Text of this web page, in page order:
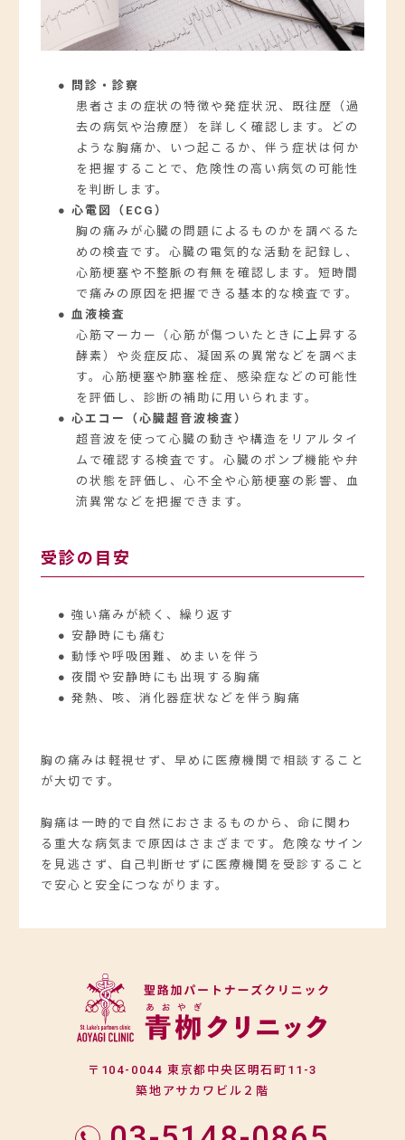
● 問診・診察
患者さまの症状の特徴や発症状況、既往歴（過
去の病気や治療歴）を詳しく確認します。どの
ような胸痛か、いつ起こるか、伴う症状は何か
を把握することで、危険性の高い病気の可能性
を判断します。
● 心電図（ECG）
胸の痛みが心臓の問題によるものかを調べるた
めの検査です。心臓の電気的な活動を記録し、
心筋梗塞や不整脈の有無を確認します。短時間
で痛みの原因を把握できる基本的な検査です。
● 血液検査
心筋マーカー（心筋が傷ついたときに上昇する
酵素）や炎症反応、凝固系の異常などを調べま
す。心筋梗塞や肺塞栓症、感染症などの可能性
を評価し、診断の補助に用いられます。
● 心エコー（心臓超音波検査）
超音波を使って心臓の動きや構造をリアルタイ
ムで確認する検査です。心臓のポンプ機能や弁
の状態を評価し、心不全や心筋梗塞の影響、血
流異常などを把握できます。
受診の目安
● 強い痛みが続く、繰り返す
● 安静時にも痛む
● 動悸や呼吸困難、めまいを伴う
● 夜間や安静時にも出現する胸痛
● 発熱、咳、消化器症状などを伴う胸痛
胸の痛みは軽視せず、早めに医療機関で相談すること
が大切です。
胸痛は一時的で自然におさまるものから、命に関わ
る重大な病気まで原因はさまざまです。危険なサイン
を見逃さず、自己判断せずに医療機関を受診すること
で安心と安全につながります。
〒104-0044 東京都中央区明石町11-3
築地アサカワビル２階